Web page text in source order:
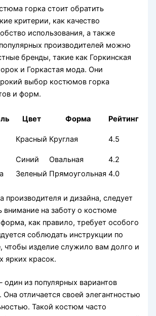
горка стоит обратить
критерии, как качество
использования, а также
производителей можно
бренды, такие как Горкинская
и Горкастая мода. Они
выбор костюмов горка
и форм.
Цвет Форма
Рейтинг
Красный Круглая 4.5
Синий Овальная
4.2
Зеленый Прямоугольная 4.0
и дизайна, следует
внимание на заботу о костюме
как правило, требует особого
соблюдать инструкции по
чтобы изделие служило вам долго и
ярких красок.
один из популярных вариантов
отличается своей элегантностью
Такой костюм часто